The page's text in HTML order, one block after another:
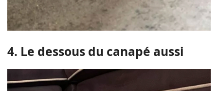
4. Le dessous du canapé aussi